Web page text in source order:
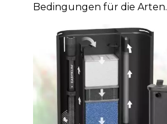
Bedingungen für die Arten.